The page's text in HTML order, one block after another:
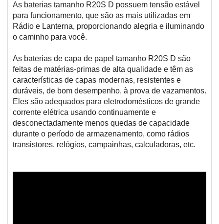
As baterias tamanho R20S D possuem tensão estável
para funcionamento, que são as mais utilizadas em
Rádio e Lanterna, proporcionando alegria e iluminando
o caminho para você.
As baterias de capa de papel tamanho R20S D são
feitas de matérias-primas de alta qualidade e têm as
características de capas modernas, resistentes e
duráveis, de bom desempenho, à prova de vazamentos.
Eles são adequados para eletrodomésticos de grande
corrente elétrica usando continuamente e
desconectadamente menos quedas de capacidade
durante o período de armazenamento, como rádios
transistores, relógios, campainhas, calculadoras, etc.